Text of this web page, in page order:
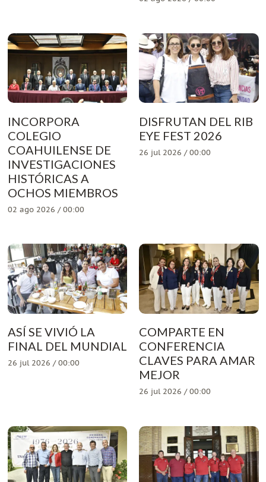
INCORPORA
COLEGIO
COAHUILENSE DE
INVESTIGACIONES
HISTÓRICAS A
OCHOS MIEMBROS
02 ago 2026 / 00:00
DISFRUTAN DEL RIB
EYE FEST 2026
26 jul 2026 / 00:00
ASÍ SE VIVIÓ LA
FINAL DEL MUNDIAL
26 jul 2026 / 00:00
COMPARTE EN
CONFERENCIA
CLAVES PARA AMAR
MEJOR
26 jul 2026 / 00:00